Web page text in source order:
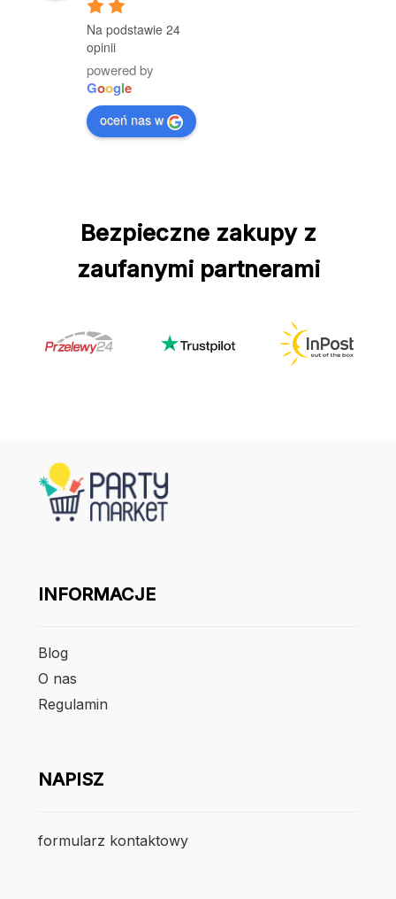
Na podstawie 24
opinii
powered by
Google
oceń nas w
Bezpieczne zakupy z
zaufanymi partnerami
INFORMACJE
Blog
O nas
Regulamin
NAPISZ
formularz kontaktowy